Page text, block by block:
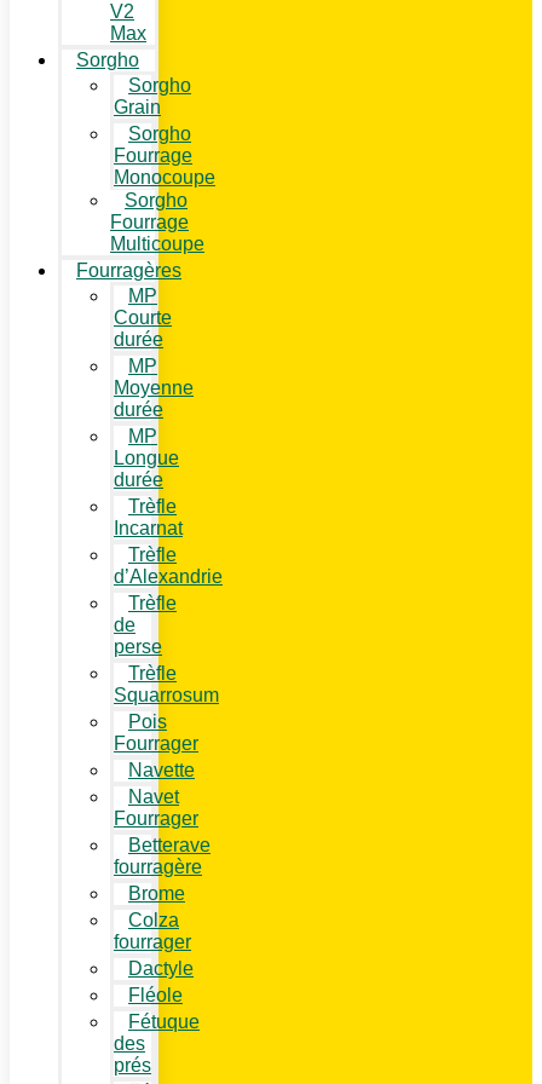
V2
Max
Sorgho
Sorgho
Grain
Sorgho
Fourrage
Monocoupe
Sorgho
Fourrage
Multicoupe
Fourragères
MP
Courte
durée
MP
Moyenne
durée
MP
Longue
durée
Trèfle
Incarnat
Trèfle
d’Alexandrie
Trèfle
de
perse
Trèfle
Squarrosum
Pois
Fourrager
Navette
Navet
Fourrager
Betterave
fourragère
Brome
Colza
fourrager
Dactyle
Fléole
Fétuque
des
prés